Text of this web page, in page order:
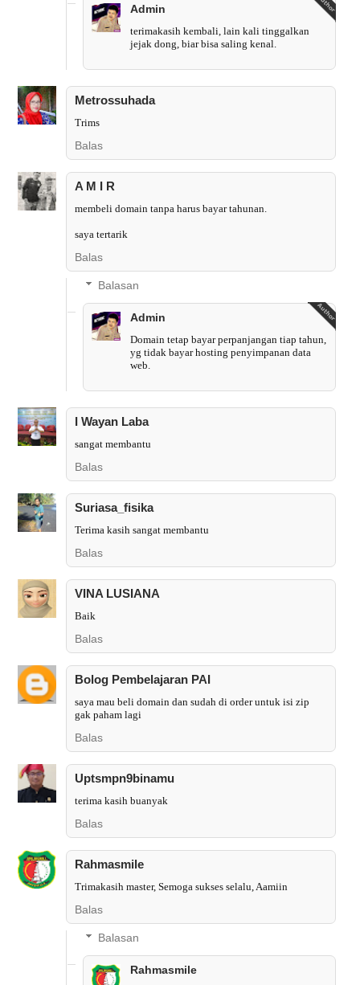
Admin
terimakasih kembali, lain kali tinggalkan
jejak dong, biar bisa saling kenal.
Metrossuhada
Trims
Balas
A M I R
membeli domain tanpa harus bayar tahunan.
saya tertarik
Balas
Balasan
Admin
Domain tetap bayar perpanjangan tiap tahun,
yg tidak bayar hosting penyimpanan data
web.
I Wayan Laba
sangat membantu
Balas
Suriasa_fisika
Terima kasih sangat membantu
Balas
VINA LUSIANA
Baik
Balas
Bolog Pembelajaran PAI
saya mau beli domain dan sudah di order untuk isi zip
gak paham lagi
Balas
Uptsmpn9binamu
terima kasih buanyak
Balas
Rahmasmile
Trimakasih master, Semoga sukses selalu, Aamiin
Balas
Balasan
Rahmasmile